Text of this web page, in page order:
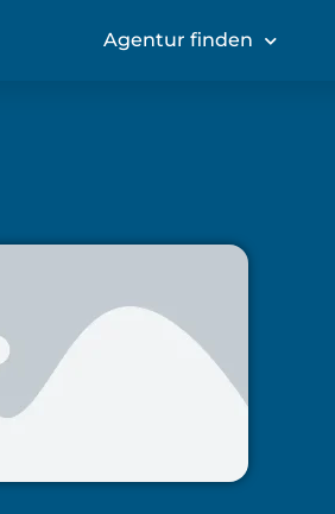
Agentur finden